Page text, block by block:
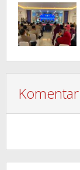
Komentar